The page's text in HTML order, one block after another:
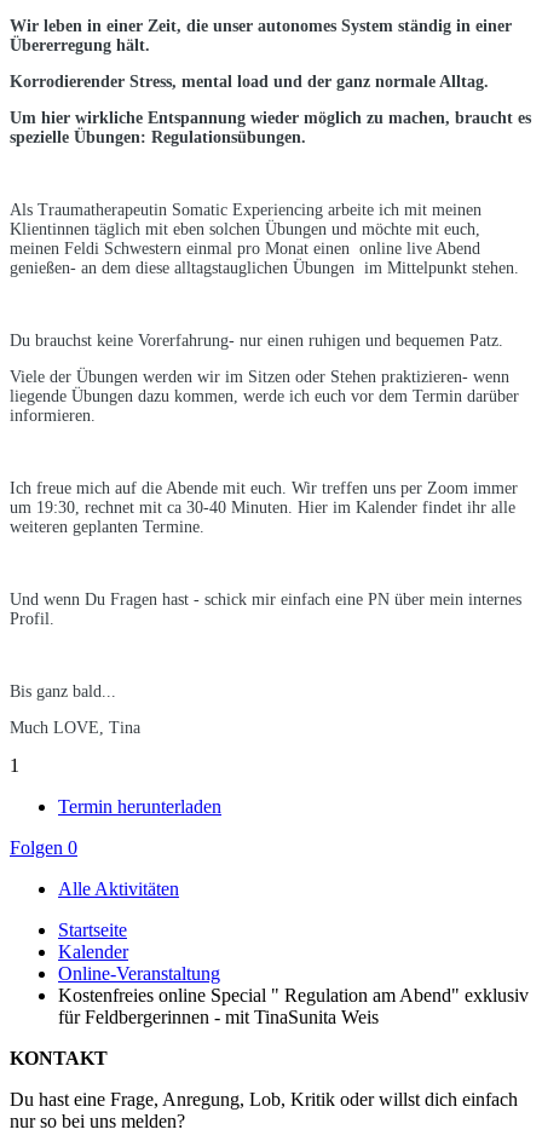
Wir leben in einer Zeit, die unser autonomes System ständig in einer
Übererregung hält.
Korrodierender Stress, mental load und der ganz normale Alltag.
Um hier wirkliche Entspannung wieder möglich zu machen, braucht es
spezielle Übungen: Regulationsübungen.
Als Traumatherapeutin Somatic Experiencing arbeite ich mit meinen
Klientinnen täglich mit eben solchen Übungen und möchte mit euch,
meinen Feldi Schwestern einmal pro Monat einen online live Abend
genießen- an dem diese alltagstauglichen Übungen im Mittelpunkt stehen.
Du brauchst keine Vorerfahrung- nur einen ruhigen und bequemen Patz.
Viele der Übungen werden wir im Sitzen oder Stehen praktizieren- wenn
liegende Übungen dazu kommen, werde ich euch vor dem Termin darüber
informieren.
Ich freue mich auf die Abende mit euch. Wir treffen uns per Zoom immer
um 19:30, rechnet mit ca 30-40 Minuten. Hier im Kalender findet ihr alle
weiteren geplanten Termine.
Und wenn Du Fragen hast - schick mir einfach eine PN über mein internes
Profil.
Bis ganz bald...
Much LOVE, Tina
1
Termin herunterladen
Folgen 0
Alle Aktivitäten
Startseite
Kalender
Online-Veranstaltung
Kostenfreies online Special " Regulation am Abend" exklusiv
für Feldbergerinnen - mit TinaSunita Weis
KONTAKT
Du hast eine Frage, Anregung, Lob, Kritik oder willst dich einfach
nur so bei uns melden?